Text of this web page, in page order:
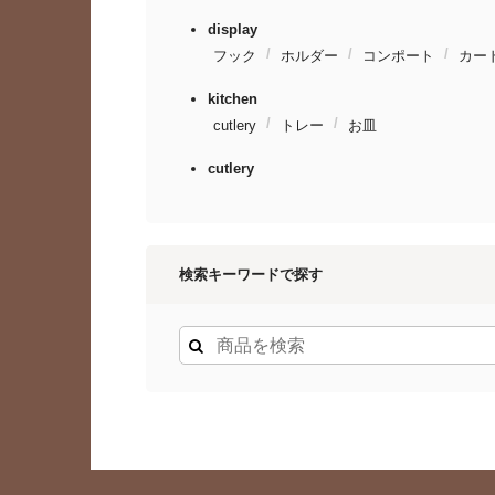
display
フック
ホルダー コンポート カー
kitchen
cutlery
トレー お皿
cutlery
検索キーワードで探す